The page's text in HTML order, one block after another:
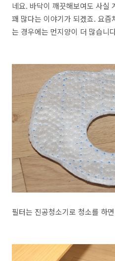
네요. 바닥이 깨끗해보여도 사실
꽤 많다는 이야기가 되겠죠. 요
는 경우에는 먼지양이 더 많습니
필터는 진공청소기로 청소를 하